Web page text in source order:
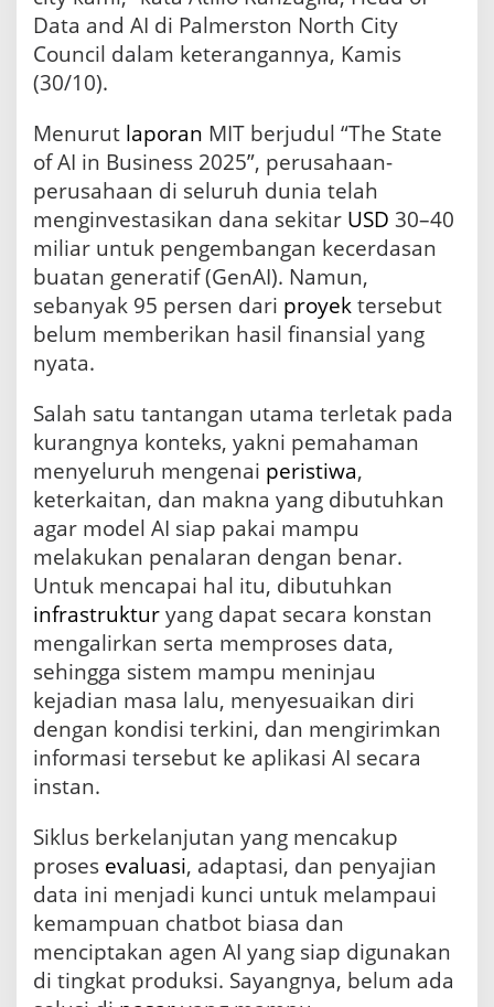
j
a
n
K
o
t
e
s
p
a
a
Data and AI di Palmerston North City
Council dalam keterangannya, Kamis
(30/10).
Menurut laporan MIT berjudul “The State
of AI in Business 2025”, perusahaan-
perusahaan di seluruh dunia telah
menginvestasikan dana sekitar USD 30–40
miliar untuk pengembangan kecerdasan
buatan generatif (GenAI). Namun,
sebanyak 95 persen dari proyektersebut
belum memberikan hasil finansial yang
nyata.
Salah satu tantangan utama terletak pada
kurangnya konteks, yakni pemahaman
menyeluruh mengenai peristiwa,
keterkaitan, dan makna yang dibutuhkan
agar model AI siap pakai mampu
melakukan penalaran dengan benar.
infrastrukturyang dapat secara konstan
mengalirkan serta memproses data,
sehingga sistem mampu meninjau
kejadian masa lalu, menyesuaikan diri
dengan kondisi terkini, dan mengirimkan
informasi tersebut ke aplikasi AI secara
instan.
Siklus berkelanjutan yang mencakup
proses evaluasi, adaptasi, dan penyajian
data ini menjadi kunci untuk melampaui
kemampuan chatbot biasa dan
menciptakan agen AI yang siap digunakan
di tingkat produksi. Sayangnya, belum ada